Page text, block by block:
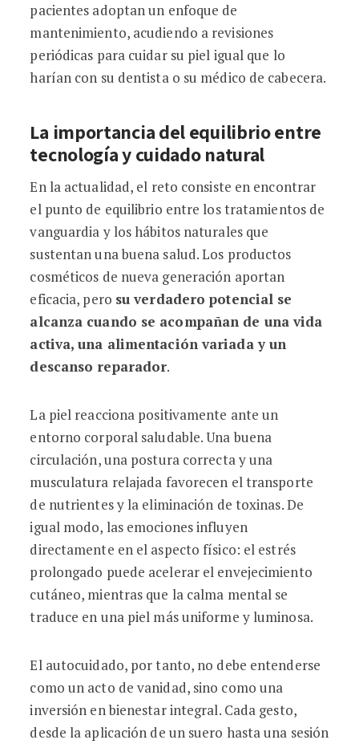
pacientes adoptan un enfoque de
mantenimiento, acudiendo a revisiones
periódicas para cuidar su piel igual que lo
harían con su dentista o su médico de cabecera.
La importancia del equilibrio entre
tecnología y cuidado natural
En la actualidad, el reto consiste en encontrar
el punto de equilibrio entre los tratamientos de
vanguardia y los hábitos naturales que
sustentan una buena salud. Los productos
cosméticos de nueva generación aportan
eficacia, pero su verdadero potencial se
alcanza cuando se acompañan de una vida
activa, una alimentación variada y un
descanso reparador.
La piel reacciona positivamente ante un
entorno corporal saludable. Una buena
circulación, una postura correcta y una
musculatura relajada favorecen el transporte
de nutrientes y la eliminación de toxinas. De
igual modo, las emociones influyen
directamente en el aspecto físico: el estrés
prolongado puede acelerar el envejecimiento
cutáneo, mientras que la calma mental se
traduce en una piel más uniforme y luminosa.
El autocuidado, por tanto, no debe entenderse
como un acto de vanidad, sino como una
inversión en bienestar integral. Cada gesto,
desde la aplicación de un suero hasta una sesión